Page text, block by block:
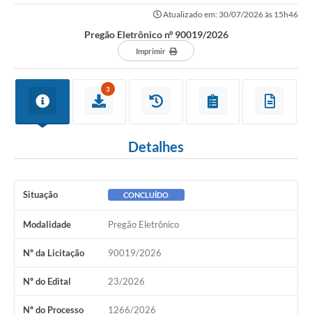
Atualizado em: 30/07/2026 às 15h46
Pregão Eletrônico nº 90019/2026
Imprimir
3
Detalhes
Situação CONCLUÍDO
Modalidade Pregão Eletrônico
Nº da Licitação 90019/2026
Nº do Edital 23/2026
Nº do Processo 1266/2026